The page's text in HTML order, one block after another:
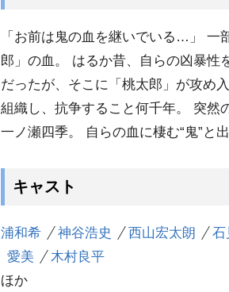
「お前は鬼の血を継いでいる…」 一
郎」の血。 はるか昔、自らの凶暴性
だったが、そこに「桃太郎」が攻め
組織し、抗争すること何千年。 突然
一ノ瀬四季。 自らの血に棲む“鬼”と
キャスト
浦和希 神谷浩史 西山宏太朗 石
愛美
木村良平
ほか